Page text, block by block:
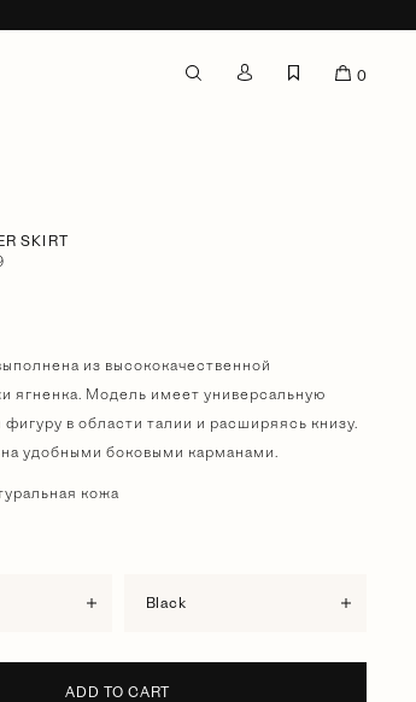
0
SKIRT
из высококачественной
ягненка. Модель имеет универсальную
фигуру в области талии и расширяясь книзу.
удобными боковыми карманами.
кожа
black
ADD TO CART